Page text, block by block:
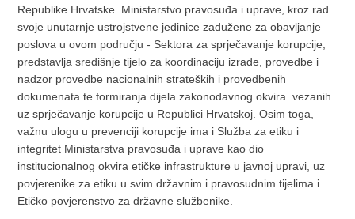
Republike Hrvatske. Ministarstvo pravosuđa i uprave, kroz rad
svoje unutarnje ustrojstvene jedinice zadužene za obavljanje
poslova u ovom području - Sektora za sprječavanje korupcije,
predstavlja središnje tijelo za koordinaciju izrade, provedbe i
nadzor provedbe nacionalnih strateških i provedbenih
dokumenata te formiranja dijela zakonodavnog okvira vezanih
uz sprječavanje korupcije u Republici Hrvatskoj. Osim toga,
važnu ulogu u prevenciji korupcije ima i Služba za etiku i
integritet Ministarstva pravosuđa i uprave kao dio
institucionalnog okvira etičke infrastrukture u javnoj upravi, uz
povjerenike za etiku u svim državnim i pravosudnim tijelima i
Etičko povjerenstvo za državne službenike.